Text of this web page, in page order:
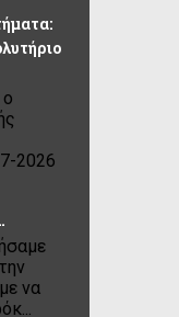
2026
να